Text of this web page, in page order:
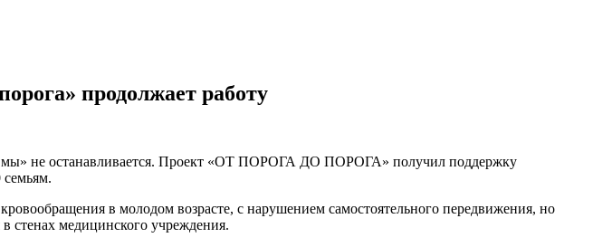
продолжает работу
не останавливается. Проект «ОТ ПОРОГА ДО ПОРОГА» получил поддержку
семьям.
в молодом возрасте, с нарушением самостоятельного передвижения, но
стенах медицинского учреждения.